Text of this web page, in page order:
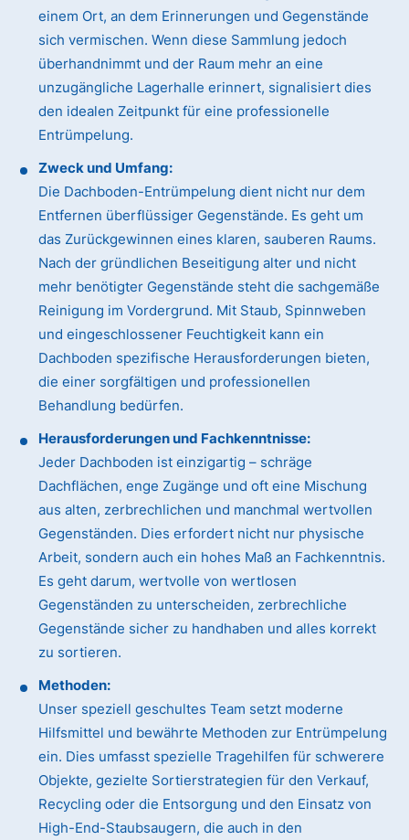
einem Ort, an dem Erinnerungen und Gegenstände
sich vermischen. Wenn diese Sammlung jedoch
überhandnimmt und der Raum mehr an eine
unzugängliche Lagerhalle erinnert, signalisiert dies
den idealen Zeitpunkt für eine professionelle
Entrümpelung.
Zweck und Umfang:
Die Dachboden-Entrümpelung dient nicht nur dem
Entfernen überflüssiger Gegenstände. Es geht um
das Zurückgewinnen eines klaren, sauberen Raums.
Nach der gründlichen Beseitigung alter und nicht
mehr benötigter Gegenstände steht die sachgemäße
Reinigung im Vordergrund. Mit Staub, Spinnweben
und eingeschlossener Feuchtigkeit kann ein
Dachboden spezifische Herausforderungen bieten,
die einer sorgfältigen und professionellen
Behandlung bedürfen.
Herausforderungen und Fachkenntnisse:
Jeder Dachboden ist einzigartig – schräge
Dachflächen, enge Zugänge und oft eine Mischung
aus alten, zerbrechlichen und manchmal wertvollen
Gegenständen. Dies erfordert nicht nur physische
Arbeit, sondern auch ein hohes Maß an Fachkenntnis.
Es geht darum, wertvolle von wertlosen
Gegenständen zu unterscheiden, zerbrechliche
Gegenstände sicher zu handhaben und alles korrekt
zu sortieren.
Methoden:
Unser speziell geschultes Team setzt moderne
Hilfsmittel und bewährte Methoden zur Entrümpelung
ein. Dies umfasst spezielle Tragehilfen für schwerere
Objekte, gezielte Sortierstrategien für den Verkauf,
Recycling oder die Entsorgung und den Einsatz von
High-End-Staubsaugern, die auch in den